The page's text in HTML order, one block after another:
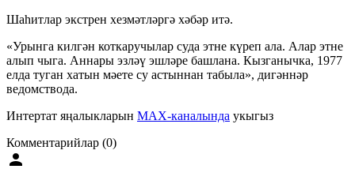
Шаһитлар экстрен хезмәтләргә хәбәр итә.
«Урынга килгән коткаручылар суда этне күреп ала. Алар этне
алып чыга. Аннары эзләү эшләре башлана. Кызганычка, 1977
елда туган хатын мәете су астыннан табыла», дигәннәр
ведомствода.
Интертат яңалыкларын MAX-каналында укыгыз
Комментарийлар (0)